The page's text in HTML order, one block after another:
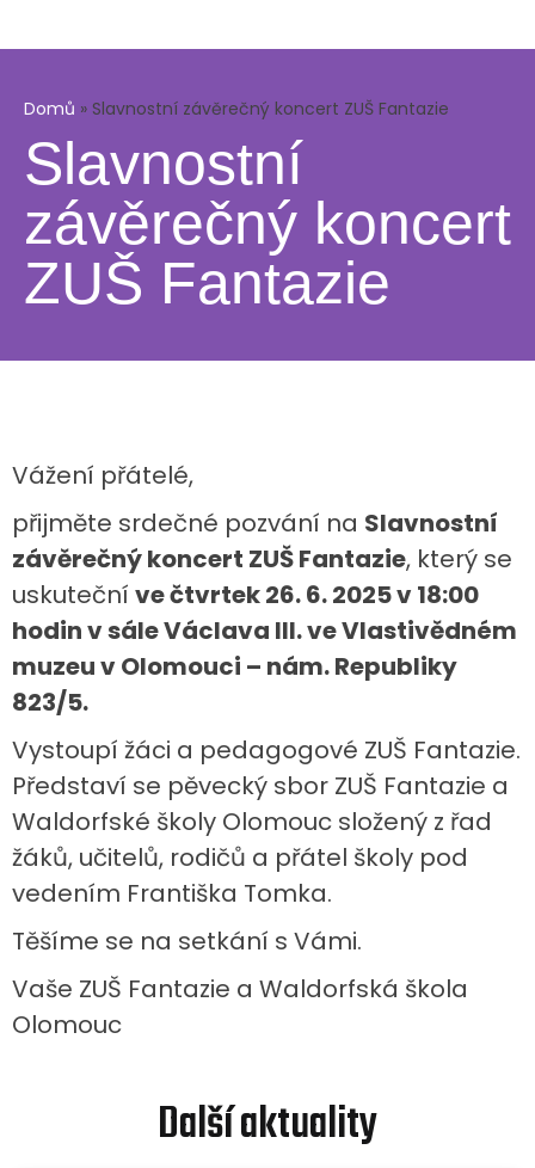
Domů » Slavnostní závěrečný koncert ZUŠ Fantazie
Slavnostní
závěrečný koncert
ZUŠ Fantazie
Vážení přátelé,
přijměte srdečné pozvání na Slavnostní
závěrečný koncert ZUŠ Fantazie, který se
uskuteční ve čtvrtek 26. 6. 2025 v 18:00
hodin v sále Václava III. ve Vlastivědném
muzeu v Olomouci – nám. Republiky
823/5.
Vystoupí žáci a pedagogové ZUŠ Fantazie.
Představí se pěvecký sbor ZUŠ Fantazie a
Waldorfské školy Olomouc složený z řad
žáků, učitelů, rodičů a přátel školy pod
vedením Františka Tomka.
Těšíme se na setkání s Vámi.
Vaše ZUŠ Fantazie a Waldorfská škola
Olomouc
Další aktuality